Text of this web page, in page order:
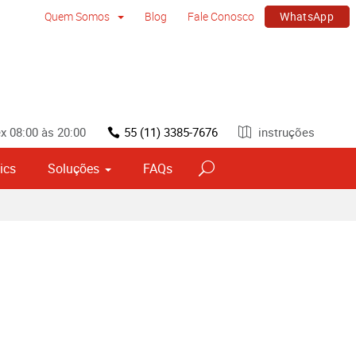
Quem Somos Blog Fale Conosco WhatsApp
08:00 às 20:00 55 (11) 3385-7676 instruções
Soluções FAQs